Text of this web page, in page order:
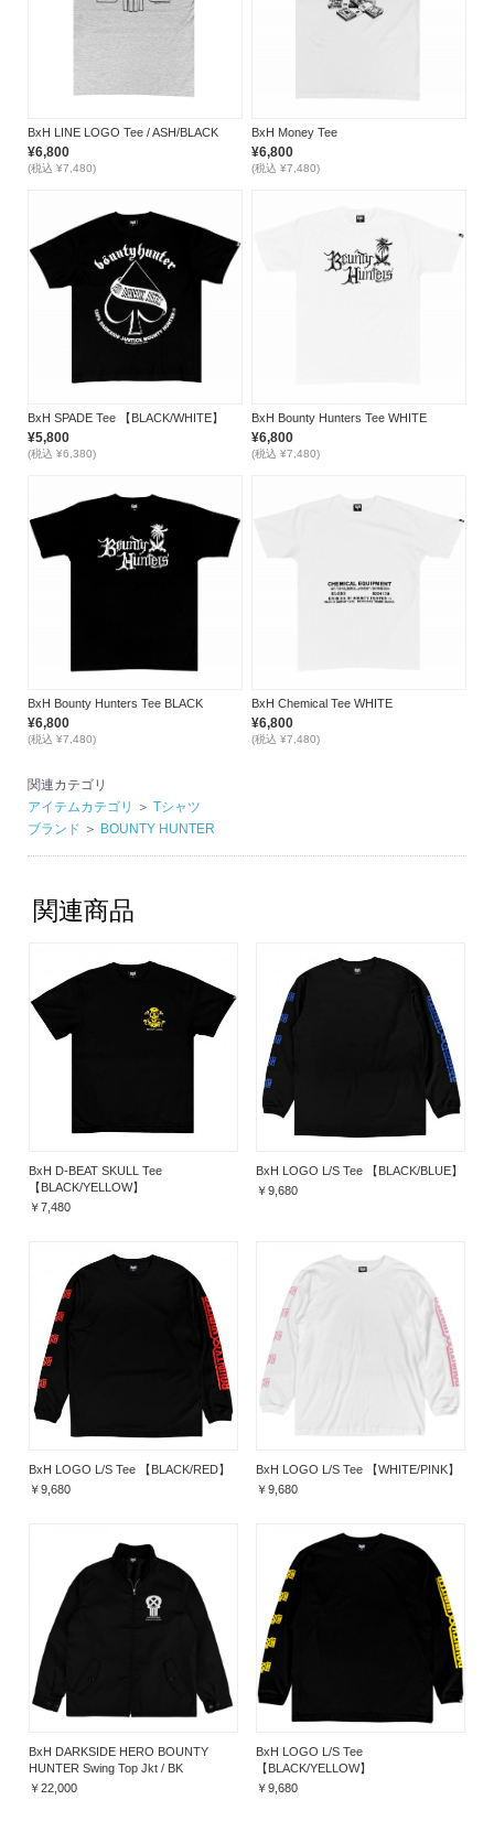
BxH LINE LOGO Tee / ASH/BLACK
¥6,800
(税込 ¥7,480)
BxH Money Tee
¥6,800
(税込 ¥7,480)
BxH SPADE Tee 【BLACK/WHITE】
¥5,800
(税込 ¥6,380)
BxH Bounty Hunters Tee WHITE
¥6,800
(税込 ¥7,480)
BxH Bounty Hunters Tee BLACK
¥6,800
(税込 ¥7,480)
BxH Chemical Tee WHITE
¥6,800
(税込 ¥7,480)
関連カテゴリ
アイテムカテゴリ
＞ Tシャツ
ブランド ＞ BOUNTY HUNTER
関連商品
BxH D-BEAT SKULL Tee
【BLACK/YELLOW】
￥7,480
BxH LOGO L/S Tee 【BLACK/BLUE】
￥9,680
BxH LOGO L/S Tee 【BLACK/RED】
￥9,680
BxH LOGO L/S Tee 【WHITE/PINK】
￥9,680
BxH DARKSIDE HERO BOUNTY
HUNTER Swing Top Jkt / BK
￥22,000
BxH LOGO L/S Tee
【BLACK/YELLOW】
￥9,680